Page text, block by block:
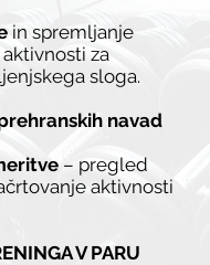
in spremljanje
za
sloga.
navad
– pregled
aktivnosti
V PARU